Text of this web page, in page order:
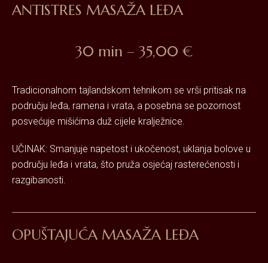
ANTISTRES MASAŽA LEĐA
30 min – 35,00 €
Tradicionalnom tajlandskom tehnikom se vrši pritisak na
području leđa, ramena i vrata, a posebna se pozornost
posvećuje mišićima duž cijele kralježnice.
UČINAK: Smanjuje napetost i ukočenost, uklanja bolove u
području leđa i vrata, što pruža osjećaj rasterećenosti i
razgibanosti.
OPUŠTAJUĆA MASAŽA LEĐA